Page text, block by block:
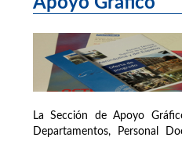
La Sección de Apoyo
Departamentos, Personal